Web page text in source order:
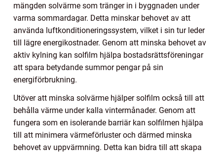
mängden solvärme som tränger in i byggnaden under
varma sommardagar. Detta minskar behovet av att
använda luftkonditioneringssystem, vilket i sin tur leder
till lägre energikostnader. Genom att minska behovet av
aktiv kylning kan solfilm hjälpa bostadsrättsföreningar
att spara betydande summor pengar på sin
energiförbrukning.
Utöver att minska solvärme hjälper solfilm också till att
behålla värme under kalla vintermånader. Genom att
fungera som en isolerande barriär kan solfilmen hjälpa
till att minimera värmeförluster och därmed minska
behovet av uppvärmning. Detta kan bidra till att skapa